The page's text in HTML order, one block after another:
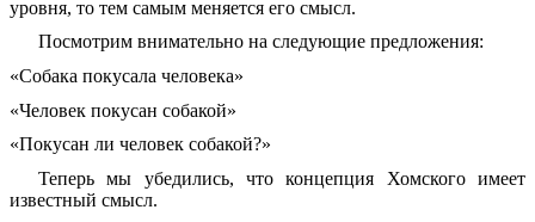
уровня, то тем самым меняется его смысл.
Посмотрим внимательно на следующие предложения:
«Собака покусала человека»
«Человек покусан собакой»
«Покусан ли человек собакой?»
Теперь мы убедились, что концепция Хомского имеет
известный смысл.